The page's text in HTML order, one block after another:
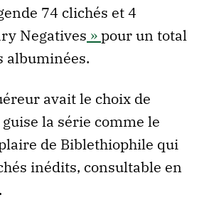
74 clichés et 4
Negatives »pour un total
albuminées.
avait le choix de
la série comme le
de Biblethiophile qui
inédits, consultable en
.